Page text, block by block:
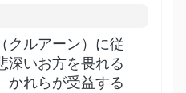
クルアーン）に従
深いお方を畏れる
かれらが受益する